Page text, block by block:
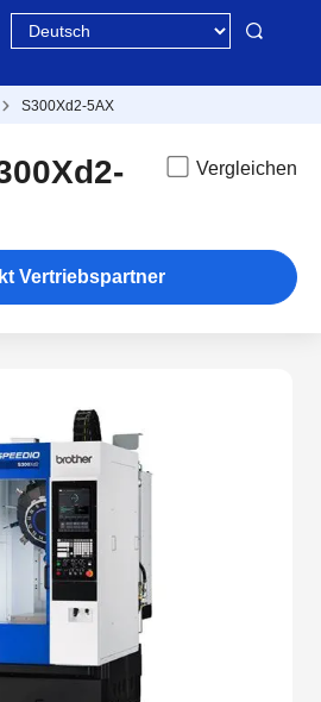
S300Xd2-5AX
Vergleichen
Vertriebspartner